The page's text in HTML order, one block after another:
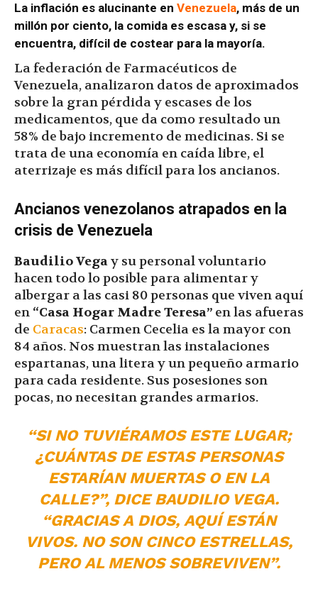
La inflación es alucinante en Venezuela, más de un
millón por ciento, la comida es escasa y, si se
encuentra, difícil de costear para la mayoría.
La federación de Farmacéuticos de
Venezuela, analizaron datos de aproximados
sobre la gran pérdida y escases de los
medicamentos, que da como resultado un
58% de bajo incremento de medicinas. Si se
trata de una economía en caída libre, el
aterrizaje es más difícil para los ancianos.
Ancianos venezolanos atrapados en la
crisis de Venezuela
Baudilio Vegay su personal voluntario
hacen todo lo posible para alimentar y
albergar a las casi 80 personas que viven aquí
en “Casa Hogar Madre Teresa” en las afueras
de Caracas: Carmen Cecelia es la mayor con
84 años. Nos muestran las instalaciones
espartanas, una litera y un pequeño armario
para cada residente. Sus posesiones son
pocas, no necesitan grandes armarios.
“SI NO TUVIÉRAMOS ESTE LUGAR;
¿CUÁNTAS DE ESTAS PERSONAS
ESTARÍAN MUERTAS O EN LA
CALLE?”, DICE BAUDILIO VEGA.
“GRACIAS A DIOS, AQUÍ ESTÁN
VIVOS. NO SON CINCO ESTRELLAS,
PERO AL MENOS SOBREVIVEN”.